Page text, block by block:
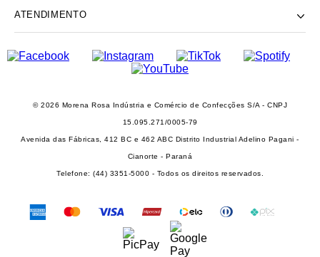
NOSSAS LOJAS
POLÍTICA DE PRIVACIDADE
INSTITUTO MORENA ROSA
PERSONAL SHOPPER
ATENDIMENTO
FALECONOSCO@IODICE.COM.BR
DAS 08 ÀS 18H
© 2026 Morena Rosa Indústria e Comércio de Confecções S/A - CNPJ
15.095.271/0005-79
Avenida das Fábricas, 412 BC e 462 ABC Distrito Industrial Adelino Pagani -
Cianorte - Paraná
Telefone: (44) 3351-5000 - Todos os direitos reservados.